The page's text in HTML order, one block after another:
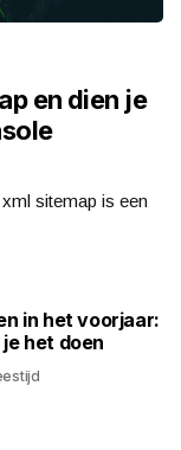
en dien je
sitemap is een
in het voorjaar:
het doen